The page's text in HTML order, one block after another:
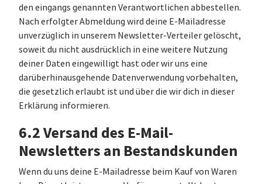
den eingangs genannten Verantwortlichen abbestellen.
Nach erfolgter Abmeldung wird deine E-Mailadresse
unverzüglich in unserem Newsletter-Verteiler gelöscht,
soweit du nicht ausdrücklich in eine weitere Nutzung
deiner Daten eingewilligt hast oder wir uns eine
darüberhinausgehende Datenverwendung vorbehalten,
die gesetzlich erlaubt ist und über die wir dich in dieser
Erklärung informieren.
6.2 Versand des E-Mail-
Newsletters an Bestandskunden
Wenn du uns deine E-Mailadresse beim Kauf von Waren